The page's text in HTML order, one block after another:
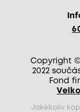
Copyright ©
2022
Fond
Jakékoliv